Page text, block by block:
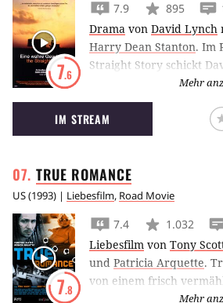
7.6
7.9 895
Drama von David Lynch
Harry Dean Stanton. Im
Straight Story schickt
Mann auf seinem
berührende Reise quer
Westen der USA.
Mehr
IM STREAM
TRUE ROMANCE
US(1993) | Liebesfilm, Road Movie
7.8
7.4 1.032
Liebesfilm von Tony
und Patricia Arquette.
von einem frisch
eine
Mehr